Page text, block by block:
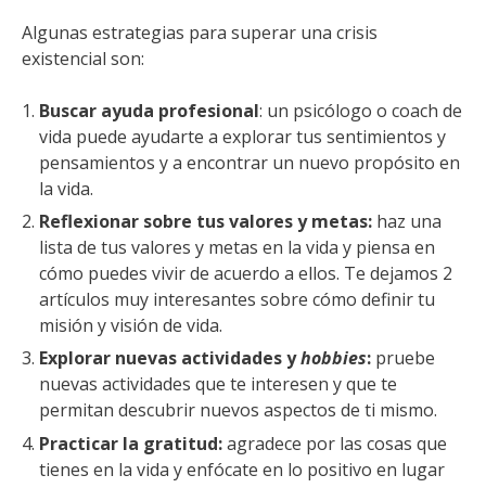
Algunas estrategias para superar una crisis
existencial son:
Buscar ayuda profesional: un psicólogo o coach de
vida puede ayudarte a explorar tus sentimientos y
pensamientos y a encontrar un nuevo propósito en
la vida.
Reflexionar sobre tus valores y metas: haz una
lista de tus valores y metas en la vida y piensa en
cómo puedes vivir de acuerdo a ellos. Te dejamos 2
artículos muy interesantes sobre cómo definir tu
misión y visión de vida.
Explorar nuevas actividades yhobbies: pruebe
nuevas actividades que te interesen y que te
permitan descubrir nuevos aspectos de ti mismo.
Practicar la gratitud:agradece por las cosas que
tienes en la vida y enfócate en lo positivo en lugar